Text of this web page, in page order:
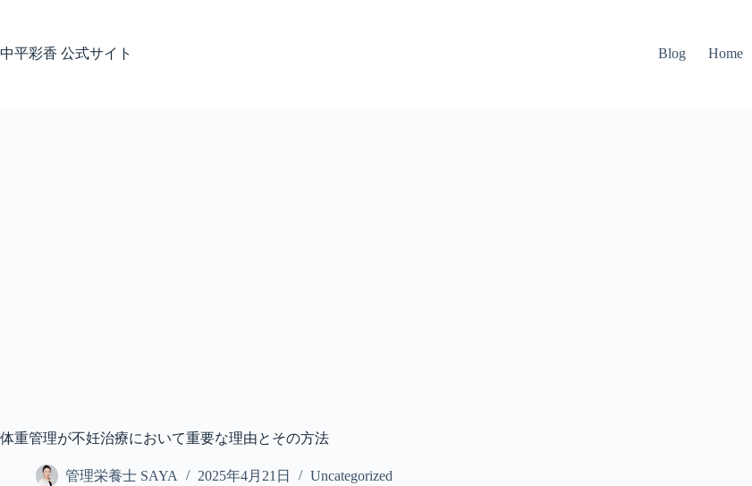
テ
ン
中平彩香 公式サイト Blog Home
体重管理が不妊治療において重要な理由とその方法
管理栄養士 SAYA 2025年4月21日 Uncategorized